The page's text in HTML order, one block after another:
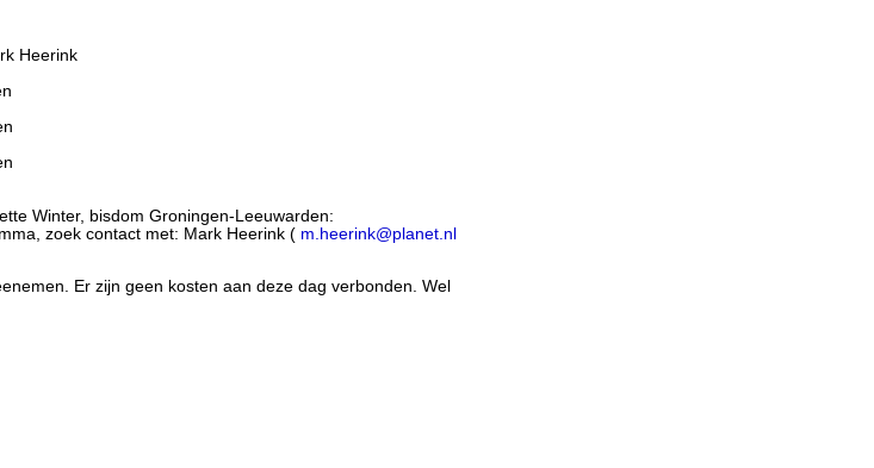
Heerink
Winter, bisdom Groningen-Leeuwarden:
zoek contact met: Mark Heerink ( m.heerink@planet.nl
Er zijn geen kosten aan deze dag verbonden. Wel